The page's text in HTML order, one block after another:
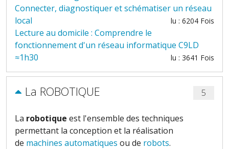
Connecter, diagnostiquer et schématiser un réseau
local
lu : 6204 Fois
Lecture au domicile : Comprendre le
fonctionnement d'un réseau informatique C9LD
≈1h30
lu : 3641 Fois
La ROBOTIQUE 5
La robotique est l'ensemble des techniques
permettant la conception et la réalisation
de machines automatiques ou de robots.